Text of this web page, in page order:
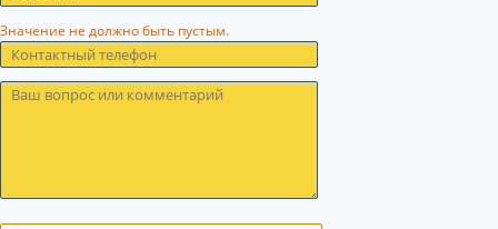
Значение не должно быть пустым.